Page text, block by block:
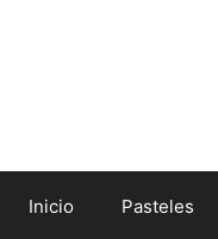
Inicio Pasteles